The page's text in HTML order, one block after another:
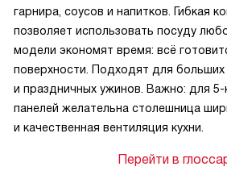
гарнира, соусов и напитков. Гибкая
позволяет использовать посуду
модели экономят время: всё
поверхности. Подходят для больших
и праздничных ужинов. Важно: для
панелей желательна столешница
и качественная вентиляция кухни.
Перейти в